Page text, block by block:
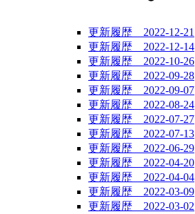
更新履歴 2022-12-21
更新履歴 2022-12-14
更新履歴 2022-10-26
更新履歴 2022-09-28
更新履歴 2022-09-07
更新履歴 2022-08-24
更新履歴 2022-07-27
更新履歴 2022-07-13
更新履歴 2022-06-29
更新履歴 2022-04-20
更新履歴 2022-04-04
更新履歴 2022-03-09
更新履歴 2022-03-02